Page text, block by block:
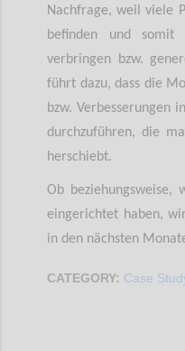
Nachfrage, weil viele
befinden und
verbringen bzw.
führt dazu, dass die
bzw. Verbesserungen
durchzuführen, die
herschiebt.
Ob beziehungsweise,
eingerichtet haben,
in den nächsten
CATEGORY: Case